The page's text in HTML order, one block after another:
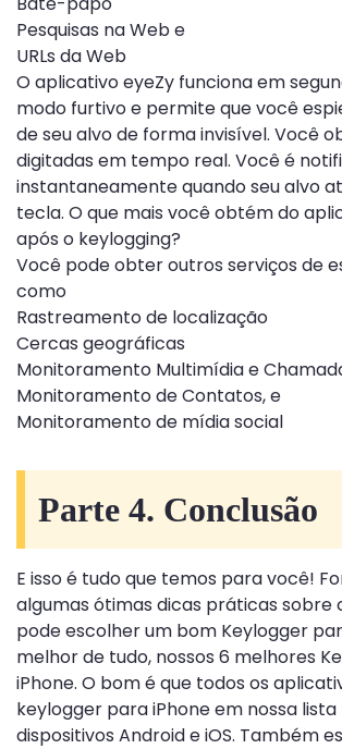
Pesquisas na Web e
URLs da Web
O aplicativo eyeZy funciona em
modo furtivo e permite que você
de seu alvo de forma invisível. Você
digitadas em tempo real. Você é
instantaneamente quando seu alvo
tecla. O que mais você obtém do
após o keylogging?
Você pode obter outros serviços de
como
Rastreamento de localização
Cercas geográficas
Monitoramento Multimídia e
Monitoramento de Contatos, e
Monitoramento de mídia social
Parte 4. Conclusão
E isso é tudo que temos para você!
algumas ótimas dicas práticas sobre
pode escolher um bom Keylogger
melhor de tudo, nossos 6 melhores
iPhone. O bom é que todos os
keylogger para iPhone em nossa
dispositivos Android e iOS. Também